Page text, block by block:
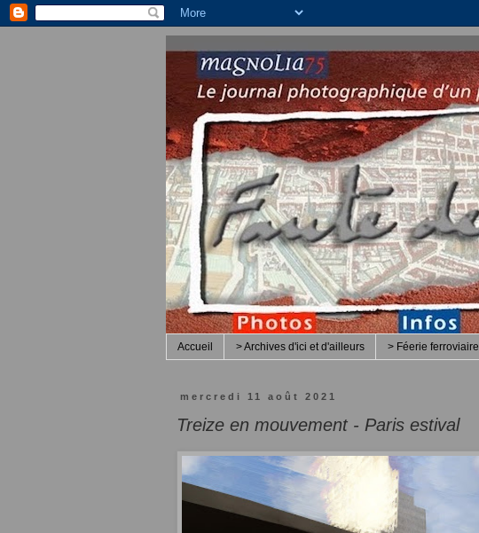
Accueil > Archives d'ici et d'ailleurs > Féerie ferroviaire
mercredi 11 août 2021
Treize en mouvement - Paris estival